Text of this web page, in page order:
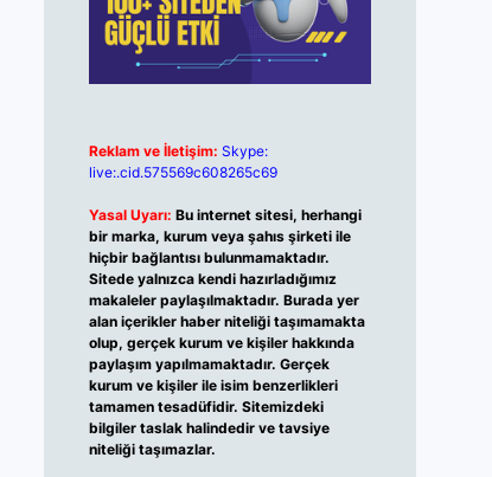
Reklam ve İletişim: Skype:
live:.cid.575569c608265c69
Yasal Uyarı: Bu internet sitesi, herhangi
bir marka, kurum veya şahıs şirketi ile
hiçbir bağlantısı bulunmamaktadır.
Sitede yalnızca kendi hazırladığımız
makaleler paylaşılmaktadır. Burada yer
alan içerikler haber niteliği taşımamakta
olup, gerçek kurum ve kişiler hakkında
paylaşım yapılmamaktadır. Gerçek
kurum ve kişiler ile isim benzerlikleri
tamamen tesadüfidir. Sitemizdeki
bilgiler taslak halindedir ve tavsiye
niteliği taşımazlar.